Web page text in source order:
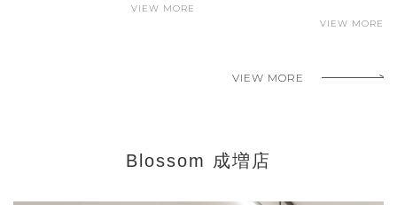
VIEW MORE
VIEW MORE
VIEW MORE
Blossom 成増店